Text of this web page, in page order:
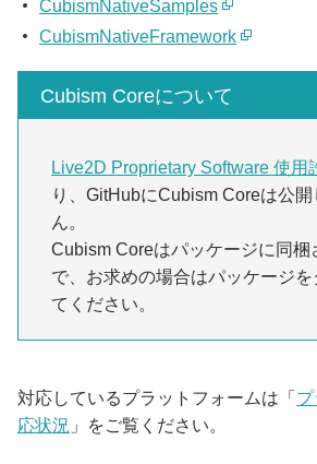
CubismNativeSamples
CubismNativeFramework
Cubism Coreについて
Live2D Proprietary Software 使用
り、GitHubにCubism Coreは公
ん。
Cubism Coreはパッケージに同梱
で、お求めの場合はパッケージ
てください。
対応しているプラットフォームは「
応状況 」をご覧ください。